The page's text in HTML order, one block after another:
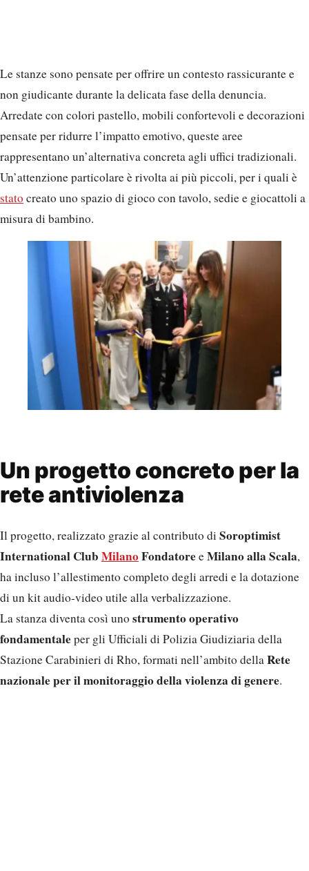
Le stanze sono pensate per offrire un contesto rassicurante e
non giudicante durante la delicata fase della denuncia.
Arredate con colori pastello, mobili confortevoli e decorazioni
pensate per ridurre l’impatto emotivo, queste aree
rappresentano un’alternativa concreta agli uffici tradizionali.
Un’attenzione particolare è rivolta ai più piccoli, per i quali è
stato creato uno spazio di gioco con tavolo, sedie e giocattoli a
misura di bambino.
Un progetto concreto per la
rete antiviolenza
Il progetto, realizzato grazie al contributo di Soroptimist
International Club MilanoFondatoreeMilano alla Scala,
ha incluso l’allestimento completo degli arredi e la dotazione
di un kit audio-video utile alla verbalizzazione.
La stanza diventa così uno strumento operativo
fondamentaleper gli Ufficiali di Polizia Giudiziaria della
Stazione Carabinieri di Rho, formati nell’ambito della Rete
nazionale per il monitoraggio della violenza di genere.